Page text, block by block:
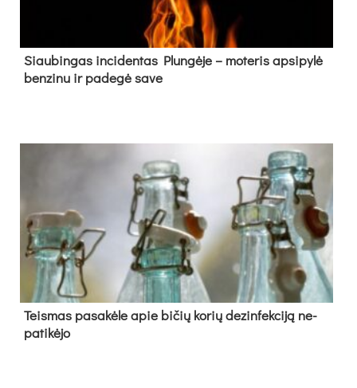
Siau­bin­gas in­ci­den­tas Plun­gė­je – mo­te­ris ap­si­py­lė
ben­zi­nu ir pa­de­gė sa­ve
Teis­mas pa­sa­kė­le apie bi­čių ko­rių de­zin­fek­ci­ją ne­
pa­ti­kė­jo